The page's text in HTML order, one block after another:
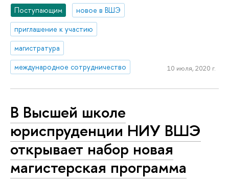
Поступающим
новое в ВШЭ
приглашение к участию
магистратура
международное сотрудничество
10 июля, 2020 г.
В Высшей школе
юриспруденции НИУ ВШЭ
открывает набор новая
магистерская программа